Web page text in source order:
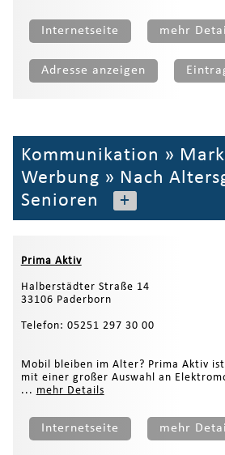
Internetseite mehr
Adresse anzeigen
Kommunikation »
Werbung » Nach
Senioren
+
Prima Aktiv
Halberstädter Straße 14
33106 Paderborn
Telefon: 05251 297 30 00
Mobil bleiben im Alter? Prima Aktiv
mit einer großer Auswahl an
... mehr Details
Internetseite mehr